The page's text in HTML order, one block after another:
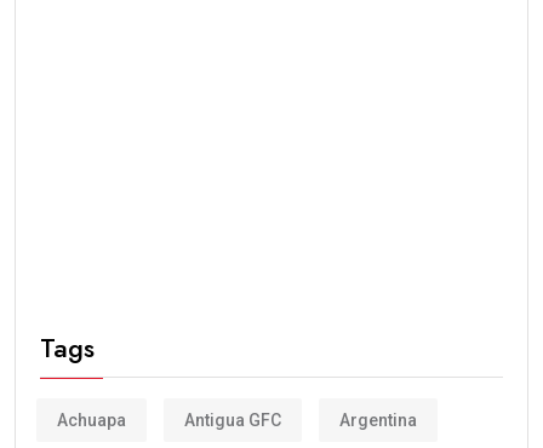
Tags
Achuapa Antigua GFC Argentina